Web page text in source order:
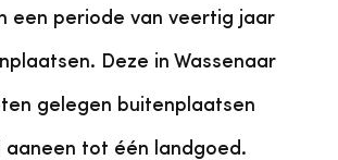
een periode van veertig jaar
Deze in Wassenaar
gelegen buitenplaatsen
aaneen tot één landgoed.